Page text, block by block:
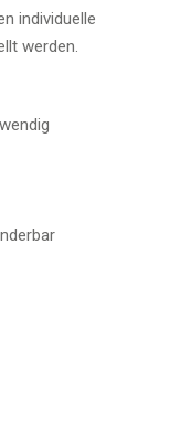
individuelle
werden.